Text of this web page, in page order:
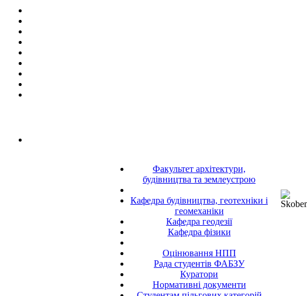
Факультет архітектури,
будівництва та землеустрою
Кафедра будівництва, геотехніки і
геомеханіки
Кафедра геодезії
Кафедра фізики
Оцінювання НПП
Рада студентів ФАБЗУ
Куратори
Нормативні документи